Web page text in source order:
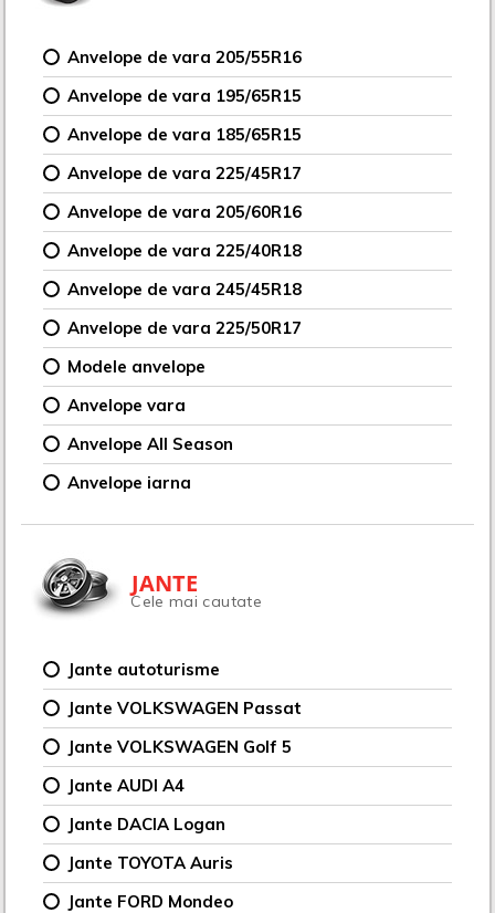
Anvelope de vara 205/55R16
Anvelope de vara 195/65R15
Anvelope de vara 185/65R15
Anvelope de vara 225/45R17
Anvelope de vara 205/60R16
Anvelope de vara 225/40R18
Anvelope de vara 245/45R18
Anvelope de vara 225/50R17
Modele anvelope
Anvelope vara
Anvelope All Season
Anvelope iarna
JANTE
Cele mai cautate
Jante autoturisme
Jante VOLKSWAGEN Passat
Jante VOLKSWAGEN Golf 5
Jante AUDI A4
Jante DACIA Logan
Jante TOYOTA Auris
Jante FORD Mondeo